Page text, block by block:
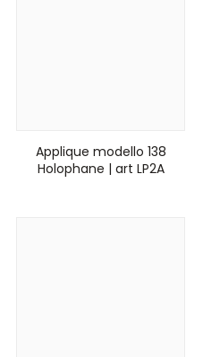
Applique modello 138
Holophane | art LP2A